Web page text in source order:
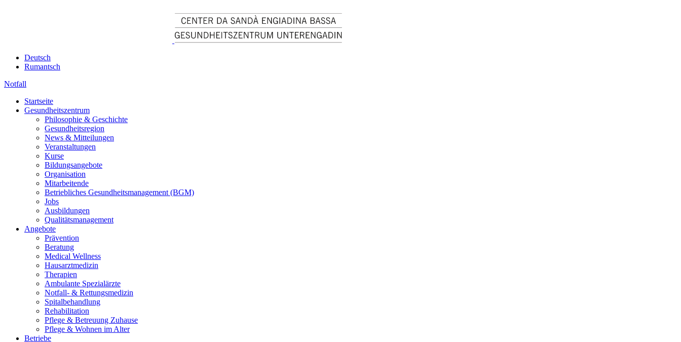
Deutsch
Rumantsch
Notfall
Startseite
Gesundheitszentrum
Philosophie & Geschichte
Gesundheitsregion
News & Mitteilungen
Veranstaltungen
Kurse
Bildungsangebote
Organisation
Mitarbeitende
Betriebliches Gesundheitsmanagement (BGM)
Jobs
Ausbildungen
Qualitätsmanagement
Angebote
Prävention
Beratung
Medical Wellness
Hausarztmedizin
Therapien
Ambulante Spezialärzte
Notfall- & Rettungsmedizin
Spitalbehandlung
Rehabilitation
Pflege & Betreuung Zuhause
Pflege & Wohnen im Alter
Betriebe